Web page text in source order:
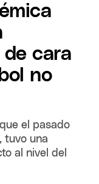
cara
no
el pasado
tuvo una
al nivel del